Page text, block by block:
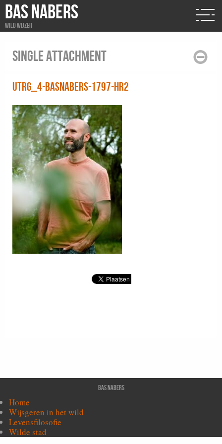
BAS NABERS
Wild wijzer
Single attachment
UTRG_4-BasNabers-1797-HR2
Bas Nabers
Home
Wijsgeren in het wild
Levensfilosofie
Wilde stad